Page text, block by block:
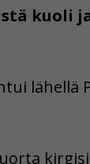
kuoli
lähellä